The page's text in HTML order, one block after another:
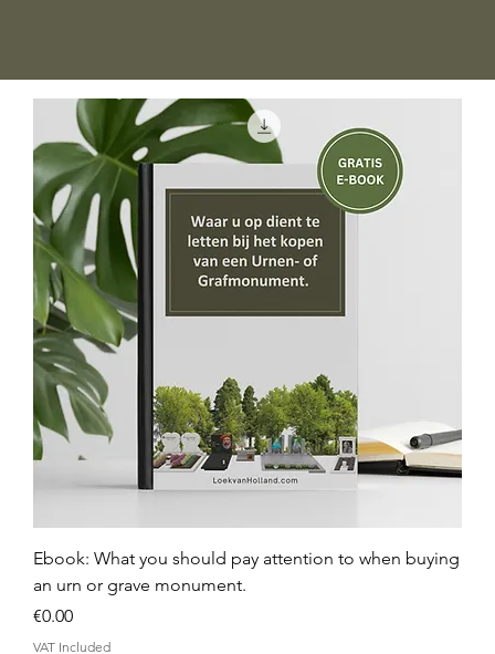
Ebook: What you should pay attention to when buying
an urn or grave monument.
Price
€0.00
VAT Included